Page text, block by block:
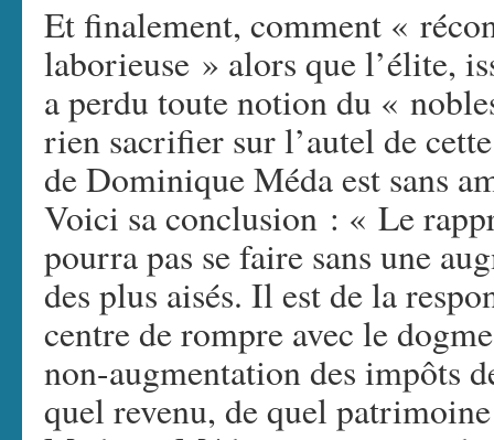
Et finalement, comment «
laborieuse » alors que l’élite,
a perdu toute notion du «
rien sacrifier sur l’autel de
de Dominique Méda est sans
Voici sa conclusion : « Le
pourra pas se faire sans une
des plus aisés. Il est de la
centre de rompre avec le
non-augmentation des impôts
quel revenu, de quel